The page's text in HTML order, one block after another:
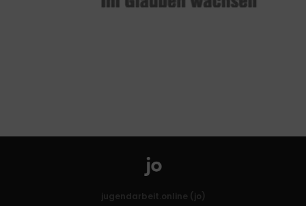
jugendarbeit.online (jo)